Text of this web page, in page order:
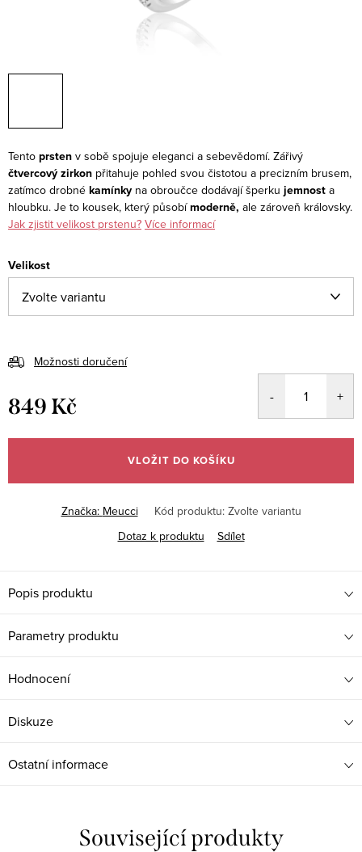
Tento prsten v sobě spojuje eleganci a sebevědomí. Zářivý
čtvercový zirkon přitahuje pohled svou čistotou a precizním brusem,
zatímco drobné kamínky na obroučce dodávají šperku jemnost a
hloubku. Je to kousek, který působímoderně, ale zároveň královsky.
Jak zjistit velikost prstenu? Více informací
Velikost
Možnosti doručení
849 Kč
cena:
VLOŽIT DO KOŠÍKU
Značka: Meucci Kód produktu: Zvolte variantu
Dotaz k produktu
Sdílet
Popis produktu
Parametry produktu
Hodnocení
Diskuze
Ostatní informace
Související produkty